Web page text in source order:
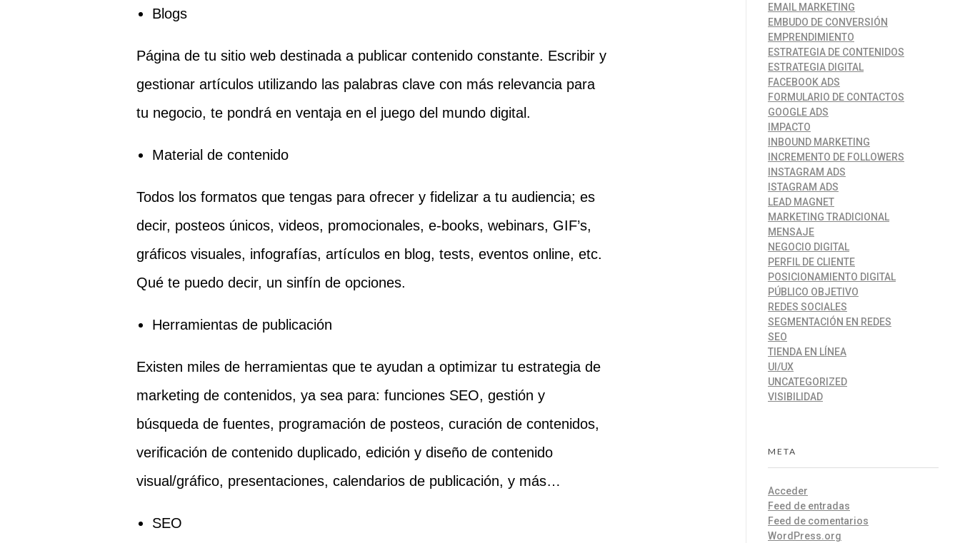
Blogs
Página de tu sitio web destinada a publicar contenido constante. Escribir y
gestionar artículos utilizando las palabras clave con más relevancia para
tu negocio, te pondrá en ventaja en el juego del mundo digital.
Material de contenido
Todos los formatos que tengas para ofrecer y fidelizar a tu audiencia; es
decir, posteos únicos, videos, promocionales, e-books, webinars, GIF’s,
gráficos visuales, infografías, artículos en blog, tests, eventos online, etc.
Qué te puedo decir, un sinfín de opciones.
Herramientas de publicación
Existen miles de herramientas que te ayudan a optimizar tu estrategia de
marketing de contenidos, ya sea para: funciones SEO, gestión y
búsqueda de fuentes, programación de posteos, curación de contenidos,
verificación de contenido duplicado, edición y diseño de contenido
visual/gráfico, presentaciones, calendarios de publicación, y más…
SEO
EMAIL MARKETING
EMBUDO DE CONVERSIÓN
EMPRENDIMIENTO
ESTRATEGIA DE CONTENIDOS
ESTRATEGIA DIGITAL
FACEBOOK ADS
FORMULARIO DE CONTACTOS
GOOGLE ADS
IMPACTO
INBOUND MARKETING
INCREMENTO DE FOLLOWERS
INSTAGRAM ADS
ISTAGRAM ADS
LEAD MAGNET
MARKETING TRADICIONAL
MENSAJE
NEGOCIO DIGITAL
PERFIL DE CLIENTE
POSICIONAMIENTO DIGITAL
PÚBLICO OBJETIVO
REDES SOCIALES
SEGMENTACIÓN EN REDES
SEO
TIENDA EN LÍNEA
UI/UX
UNCATEGORIZED
VISIBILIDAD
META
Acceder
Feed de entradas
Feed de comentarios
WordPress.org